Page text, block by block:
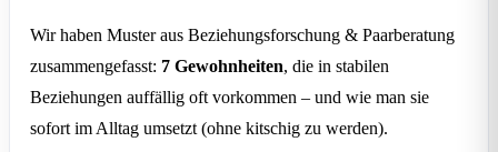
Wir haben Muster aus Beziehungsforschung & Paarberatung
zusammengefasst: 7 Gewohnheiten, die in stabilen
Beziehungen auffällig oft vorkommen – und wie man sie
sofort im Alltag umsetzt (ohne kitschig zu werden).